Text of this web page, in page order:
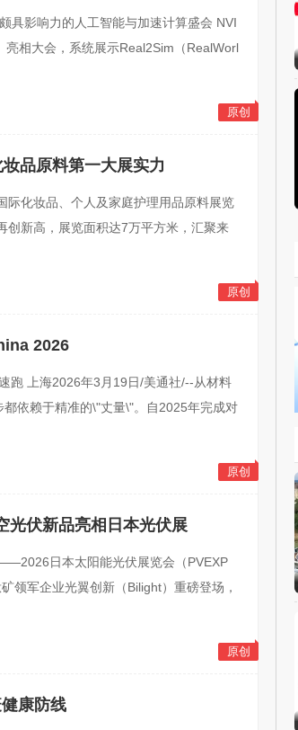
具影响力的人工智能与加速计算盛会 NVI
相大会，系统展示Real2Sim（RealWorl
原创
品原料第一大展实力
化妆品、个人及家庭护理用品原料展览
创新高，展览面积达7万平方米，汇聚来
原创
2026
上海2026年3月19日/美通社/--从材料
依赖于精准的\"丈量\"。自2025年完成对
原创
光伏新品亮相日本光伏展
日本太阳能光伏展览会（PVEXP
领军企业光翼创新（Bilight）重磅登场，
原创
康防线